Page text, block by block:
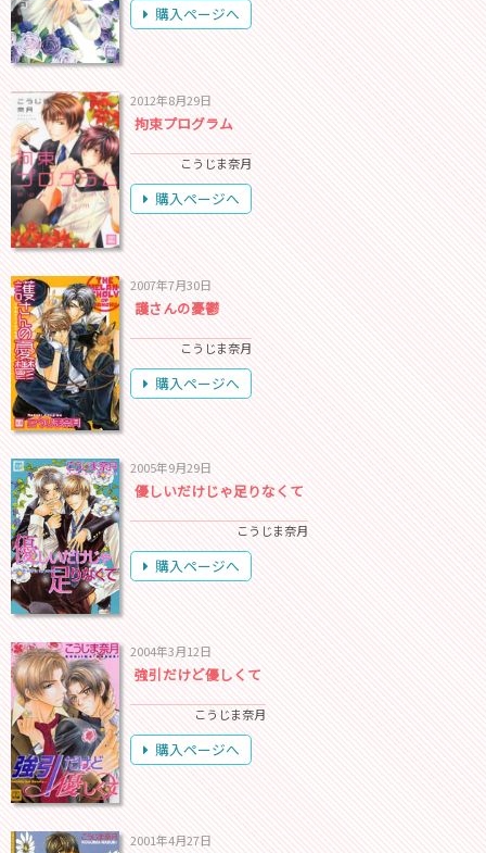
購入ページへ
2012年8月29日
拘束プログラム
こうじま奈月
購入ページへ
2007年7月30日
護さんの憂鬱
こうじま奈月
購入ページへ
2005年9月29日
優しいだけじゃ足りなくて
こうじま奈月
購入ページへ
2004年3月12日
強引だけど優しくて
こうじま奈月
購入ページへ
2001年4月27日